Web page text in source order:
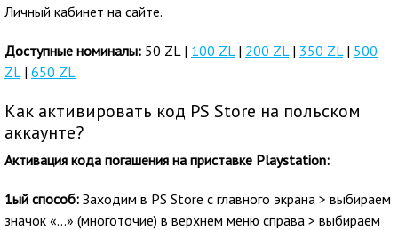
Личный кабинет на сайте.
Доступные номиналы: 50 ZL | 100 ZL| 200 ZL| 350 ZL| 500
ZL| 650 ZL
Как активировать код PS Store на польском
аккаунте?
Активация кода погашения на приставке Playstation:
1ый способ: Заходим в PS Store с главного экрана > выбираем
значок «…» (многоточие) в верхнем меню справа > выбираем